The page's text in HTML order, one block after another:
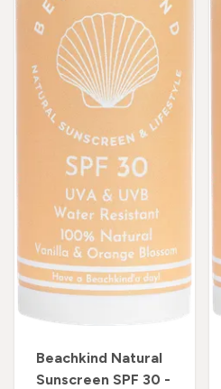
Beachkind Natural
Sunscreen SPF 30 -